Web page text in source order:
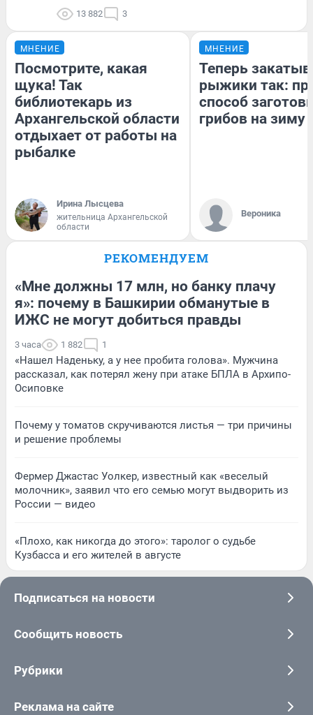
13 882 3
МНЕНИЕ
Посмотрите, какая
щука! Так
библиотекарь из
Архангельской области
отдыхает от работы на
рыбалке
Ирина Лысцева
жительница Архангельской
области
МНЕНИЕ
Теперь
рыжики так:
способ
грибов на зиму
Вероника
РЕКОМЕНДУЕМ
«Мне должны 17 млн, но банку плачу
я»: почему в Башкирии обманутые в
ИЖС не могут добиться правды
3 часа 1 882 1
«Нашел Наденьку, а у нее пробита голова». Мужчина
рассказал, как потерял жену при атаке БПЛА в Архипо-
Осиповке
Почему у томатов скручиваются листья — три причины
и решение проблемы
Фермер Джастас Уолкер, известный как «веселый
молочник», заявил что его семью могут выдворить из
России — видео
«Плохо, как никогда до этого»: таролог о судьбе
Кузбасса и его жителей в августе
Подписаться на новости
Сообщить новость
Рубрики
Реклама на сайте